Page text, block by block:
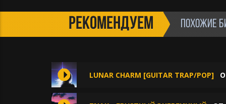
РЕКОМЕНДУЕМ ПОХОЖИЕ
LUNAR CHARM [GUITAR TRAP/POP]